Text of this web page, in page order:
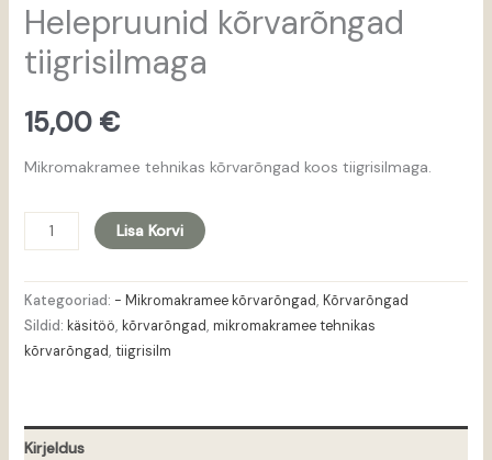
Helepruunid kõrvarõngad
tiigrisilmaga
15,00 €
Mikromakramee tehnikas kõrvarõngad koos tiigrisilmaga.
Lisa Korvi
Kategooriad: - Mikromakramee kõrvarõngad, Kõrvarõngad
Sildid: käsitöö, kõrvarõngad, mikromakramee tehnikas
kõrvarõngad, tiigrisilm
Kirjeldus